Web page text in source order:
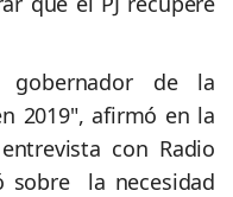
gobernador de la
2019", afirmó en la
con Radio
sobre la necesidad